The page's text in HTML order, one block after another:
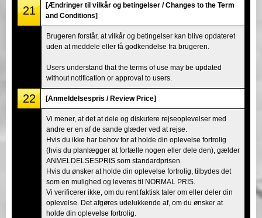
21
[Ændringer til vilkår og betingelser / Changes to the Term
and Conditions]
Brugeren forstår, at vilkår og betingelser kan blive opdateret
uden at meddele eller få godkendelse fra brugeren.
Users understand that the terms of use may be updated
without notification or approval to users.
22 [Anmeldelsespris / Review Price]
Vi mener, at det at dele og diskutere rejseoplevelser med
andre er en af de sande glæder ved at rejse.
Hvis du ikke har behov for at holde din oplevelse fortrolig
(hvis du planlægger at fortælle nogen eller dele den), gælder
ANMELDELSESPRIS som standardprisen.
Hvis du ønsker at holde din oplevelse fortrolig, tilbydes det
som en mulighed og leveres til NORMAL PRIS.
Vi verificerer ikke, om du rent faktisk taler om eller deler din
oplevelse. Det afgøres udelukkende af, om du ønsker at
holde din oplevelse fortrolig.